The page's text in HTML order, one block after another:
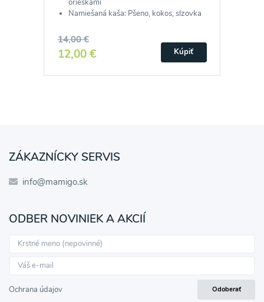
orieškami
Namiešaná kaša: Pšeno, kokos, slzovka
14,00 €
12,00 € Kúpiť
ZÁKAZNÍCKY SERVIS
info@mamigo.sk
ODBER NOVINIEK A AKCIÍ
Ochrana údajov Odoberať